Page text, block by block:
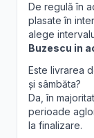
De regulă în
plasate în
alege
Buzescu in
Este livrarea
și sâmbăta?
Da, în
perioade
la finalizare.